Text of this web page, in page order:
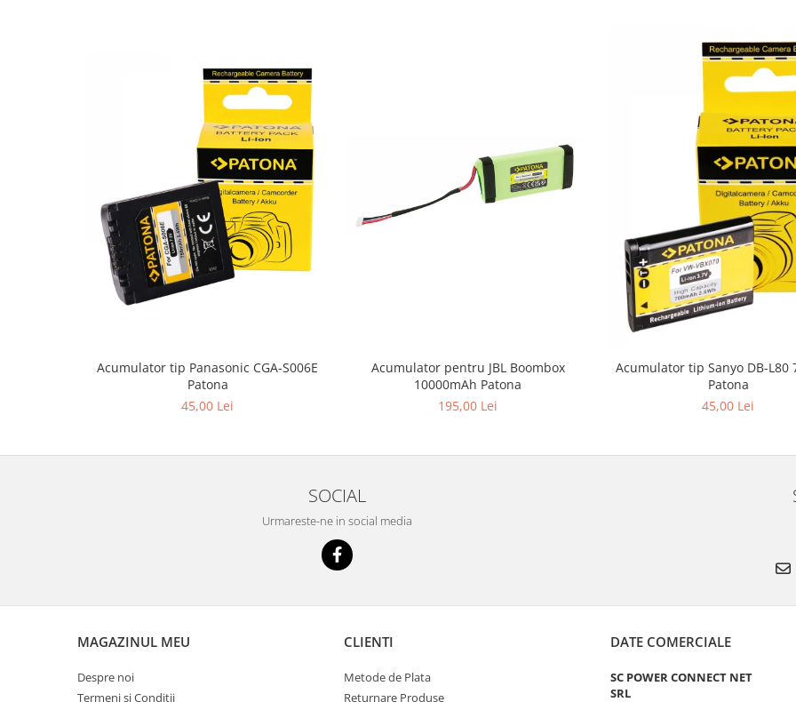
Telefoane mobile
Custi aparate foto-video
Incarcatoare auto
Telefoane mobile
Acumulator tip Panasonic CGA-S006E
Patona
45,00 Lei
Acumulator pentru JBL Boombox
10000mAh Patona
195,00 Lei
Acumulator tip Sanyo DB-L80
Patona
45,00 Lei
SOCIAL
Urmareste-ne in social media
MAGAZINUL MEU
Despre noi
Termeni si Conditii
CLIENTI
Metode de Plata
Returnare Produse
DATE COMERCIALE
SC POWER CONNECT NET
SRL